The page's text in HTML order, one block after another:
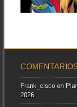
Chris Claremont
frente de La
16 años....
Frank_ciscoen
2026